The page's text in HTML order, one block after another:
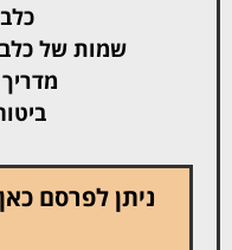
שמות של
ניתן לפרסם